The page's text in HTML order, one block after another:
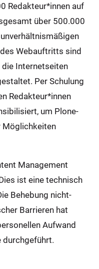
Redakteur*innen auf
über 500.000
Webauftritts sind
die Internetseiten
Per Schulung
Redakteur*innen
um Plone-
Möglichkeiten
Management
ist eine technisch
Behebung nicht-
Barrieren hat
Aufwand
durchgeführt.